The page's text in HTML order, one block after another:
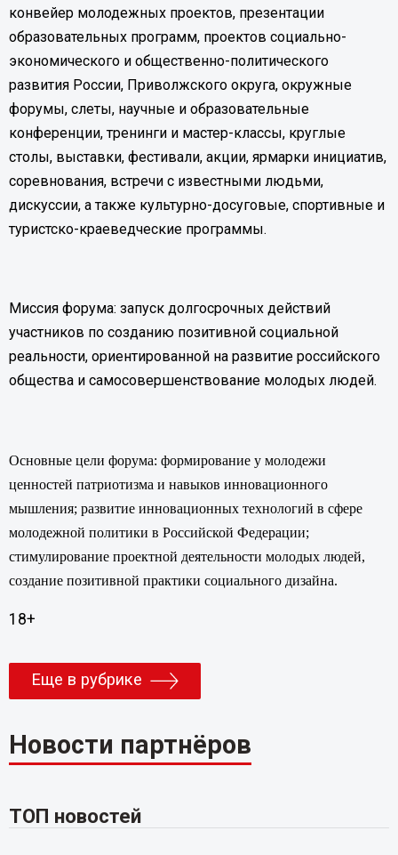
конвейер молодежных проектов, презентации
образовательных программ, проектов социально-
экономического и общественно-политического
развития России, Приволжского округа, окружные
форумы, слеты, научные и образовательные
конференции, тренинги и мастер-классы, круглые
столы, выставки, фестивали, акции, ярмарки инициатив,
соревнования, встречи с известными людьми,
дискуссии, а также культурно-досуговые, спортивные и
туристско-краеведческие программы.
Миссия форума: запуск долгосрочных действий
участников по созданию позитивной социальной
реальности, ориентированной на развитие российского
общества и самосовершенствование молодых людей.
Основные цели форума: формирование у молодежи
ценностей патриотизма и навыков инновационного
мышления; развитие инновационных технологий в сфере
молодежной политики в Российской Федерации;
стимулирование проектной деятельности молодых людей,
создание позитивной практики социального дизайна.
18+
Еще в рубрике
Новости партнёров
ТОП новостей